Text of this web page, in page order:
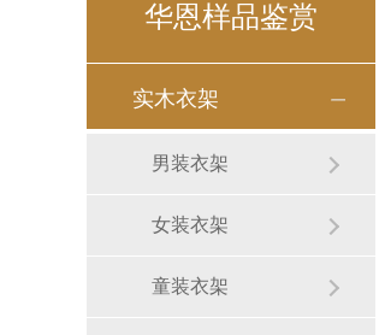
华恩样品鉴赏
实木衣架
男装衣架
女装衣架
童装衣架